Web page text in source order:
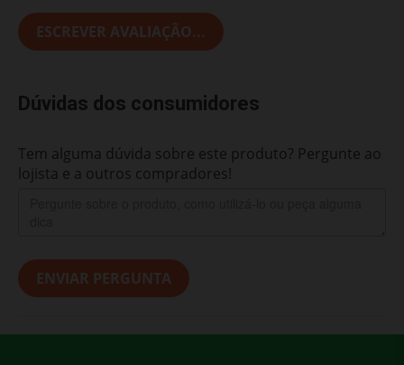
ESCREVER AVALIAÇÃO...
Dúvidas dos consumidores
Tem alguma dúvida sobre este produto? Pergunte ao
lojista e a outros compradores!
ENVIAR PERGUNTA